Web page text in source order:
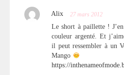
Alix 27 mars 2012
Le short à paillette !
couleur argenté. Et
il peut ressembler à un
Mango
https://